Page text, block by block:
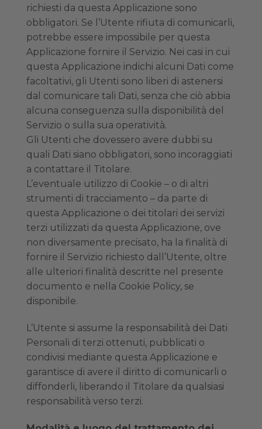
richiesti da questa Applicazione sono
obbligatori. Se l’Utente rifiuta di comunicarli,
potrebbe essere impossibile per questa
Applicazione fornire il Servizio. Nei casi in cui
questa Applicazione indichi alcuni Dati come
facoltativi, gli Utenti sono liberi di astenersi
dal comunicare tali Dati, senza che ciò abbia
alcuna conseguenza sulla disponibilità del
Servizio o sulla sua operatività.
Gli Utenti che dovessero avere dubbi su
quali Dati siano obbligatori, sono incoraggiati
a contattare il Titolare.
L’eventuale utilizzo di Cookie – o di altri
strumenti di tracciamento – da parte di
questa Applicazione o dei titolari dei servizi
terzi utilizzati da questa Applicazione, ove
non diversamente precisato, ha la finalità di
fornire il Servizio richiesto dall’Utente, oltre
alle ulteriori finalità descritte nel presente
documento e nella Cookie Policy, se
disponibile.
L’Utente si assume la responsabilità dei Dati
Personali di terzi ottenuti, pubblicati o
condivisi mediante questa Applicazione e
garantisce di avere il diritto di comunicarli o
diffonderli, liberando il Titolare da qualsiasi
responsabilità verso terzi.